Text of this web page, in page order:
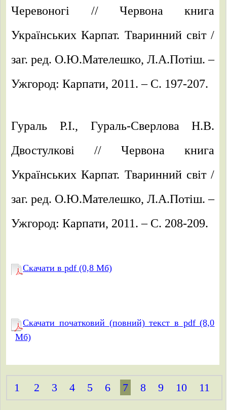
Черевоногі // Червона книга
Українських Карпат. Тваринний світ /
заг. ред. О.Ю.Мателешко, Л.А.Потіш. –
Ужгород: Карпати, 2011. – C. 197-207.
Гураль Р.І., Гураль-Сверлова Н.В.
Двостулкові // Червона книга
Українських Карпат. Тваринний світ /
заг. ред. О.Ю.Мателешко, Л.А.Потіш. –
Ужгород: Карпати, 2011. – C. 208-209.
Скачати в pdf (0,8 Mб)
Скачати початковий (повний) текст в pdf (8,0
Mб)
1 2 3 4 5 6 7 8 9 10 11